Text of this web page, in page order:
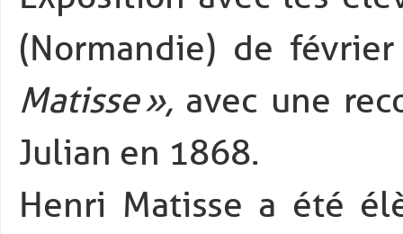
(Normandie) de
Matisse », avec une
Julian en 1868.
Henri Matisse a été